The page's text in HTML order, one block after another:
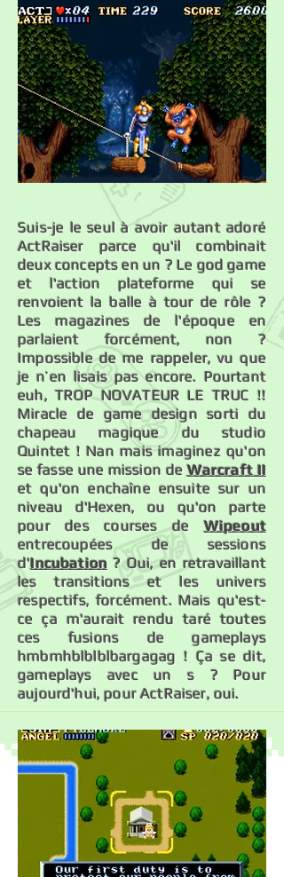
Suis-je le seul à avoir autant adoré
ActRaiser parce qu'il combinait
deux concepts en un ? Le god game
et l'action plateforme qui se
renvoient la balle à tour de rôle ?
Les magazines de l'époque en
parlaient forcément, non ?
Impossible de me rappeler, vu que
je n’en lisais pas encore. Pourtant
euh, TROP NOVATEUR LE TRUC !!
Miracle de game design sorti du
chapeau magique du studio
Quintet ! Nan mais imaginez qu'on
se fasse une mission deWarcraft II
et qu'on enchaîne ensuite sur un
niveau d'Hexen, ou qu'on parte
pour des courses deWipeout
entrecoupées de sessions
d'Incubation ? Oui, en retravaillant
les transitions et les univers
respectifs, forcément. Mais qu'est-
ce ça m'aurait rendu taré toutes
ces fusions de gameplays
hmbmhblblblbargagag ! Ça se dit,
gameplays avec un s ? Pour
aujourd'hui, pour ActRaiser, oui.